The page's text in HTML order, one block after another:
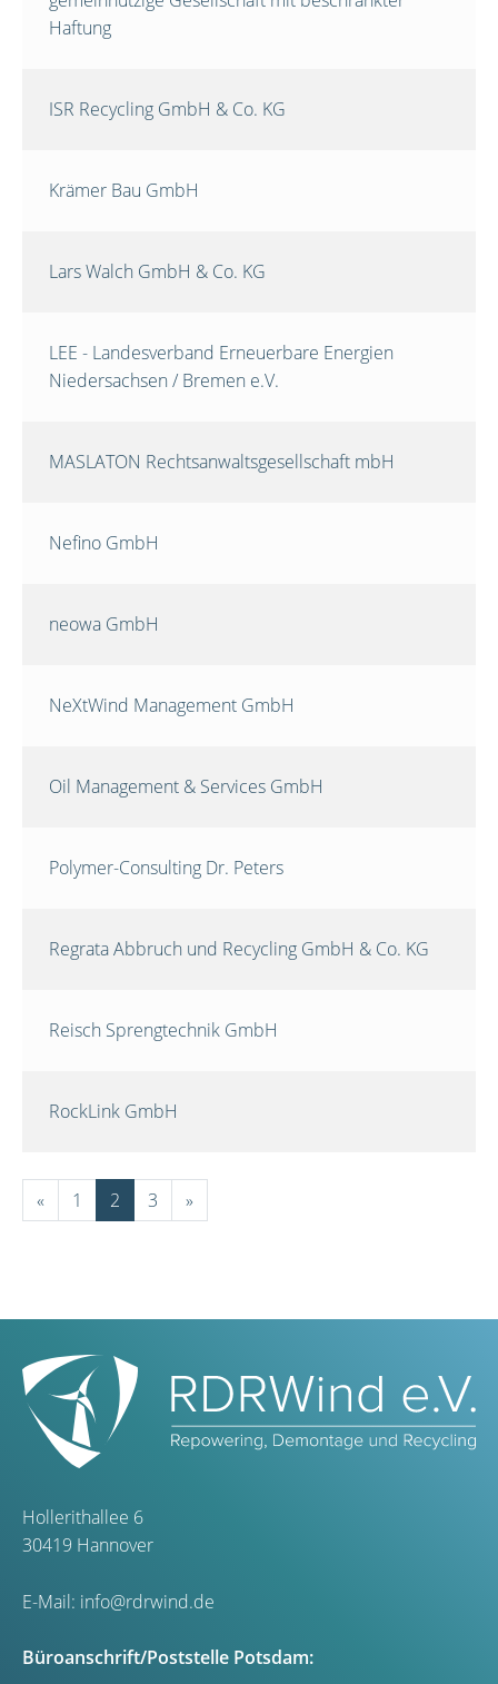
Haftung
ISR Recycling GmbH & Co. KG
Krämer Bau GmbH
Lars Walch GmbH & Co. KG
LEE - Landesverband Erneuerbare Energien
Niedersachsen / Bremen e.V.
MASLATON Rechtsanwaltsgesellschaft mbH
Nefino GmbH
neowa GmbH
NeXtWind Management GmbH
Oil Management & Services GmbH
Polymer-Consulting Dr. Peters
Regrata Abbruch und Recycling GmbH & Co. KG
Reisch Sprengtechnik GmbH
RockLink GmbH
« 1 2 3 »
Hollerithallee 6
30419 Hannover
E-Mail: info@rdrwind.de
Büroanschrift/Poststelle Potsdam: